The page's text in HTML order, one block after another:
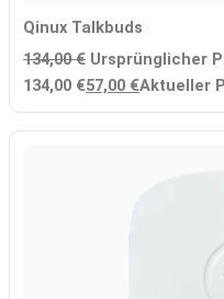
Qinux Talkbuds
134,00€ Ursprünglicher
134,00 €57,00 €Aktueller